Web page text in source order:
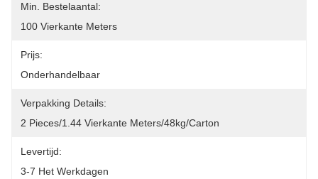
Min. Bestelaantal:
100 Vierkante Meters
Prijs:
Onderhandelbaar
Verpakking Details:
2 Pieces/1.44 Vierkante Meters/48kg/Carton
Levertijd:
3-7 Het Werkdagen